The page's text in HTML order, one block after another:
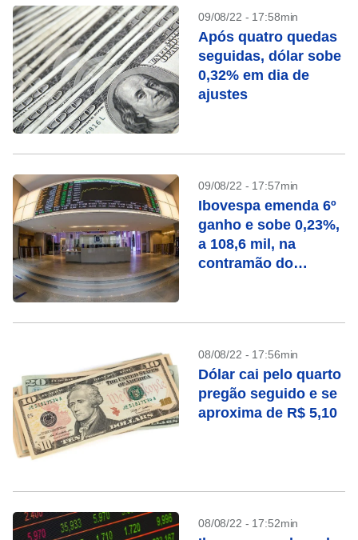
09/08/22 - 17:58min
Após quatro quedas
seguidas, dólar sobe
0,32% em dia de
ajustes
09/08/22 - 17:57min
Ibovespa emenda 6º
ganho e sobe 0,23%,
a 108,6 mil, na
contramão do
08/08/22 - 17:56min
Dólar cai pelo quarto
pregão seguido e se
aproxima de R$ 5,10
08/08/22 - 17:52min